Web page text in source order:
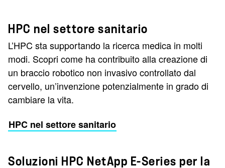
HPC nel settore sanitario
L’HPC sta supportando la ricerca medica in molti
modi. Scopri come ha contribuito alla creazione di
un braccio robotico non invasivo controllato dal
cervello, un’invenzione potenzialmente in grado di
cambiare la vita.
HPC nel settore sanitario
Soluzioni HPC NetApp E-Series per la